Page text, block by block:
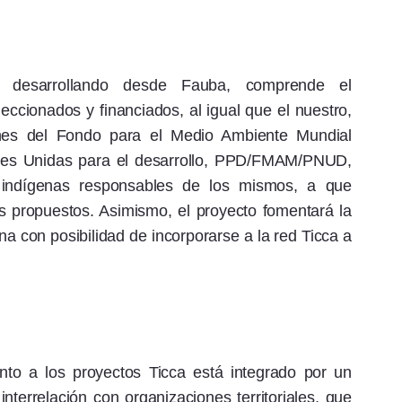
desde Fauba, comprende el
y financiados, al igual que el nuestro,
del Fondo para el Medio Ambiente Mundial
Unidas para el desarrollo, PPD/FMAM/PNUD,
responsables de los mismos, a que
Asimismo, el proyecto fomentará la
con posibilidad de incorporarse a la red Ticca a
a los proyectos Ticca está integrado por un
con organizaciones territoriales, que